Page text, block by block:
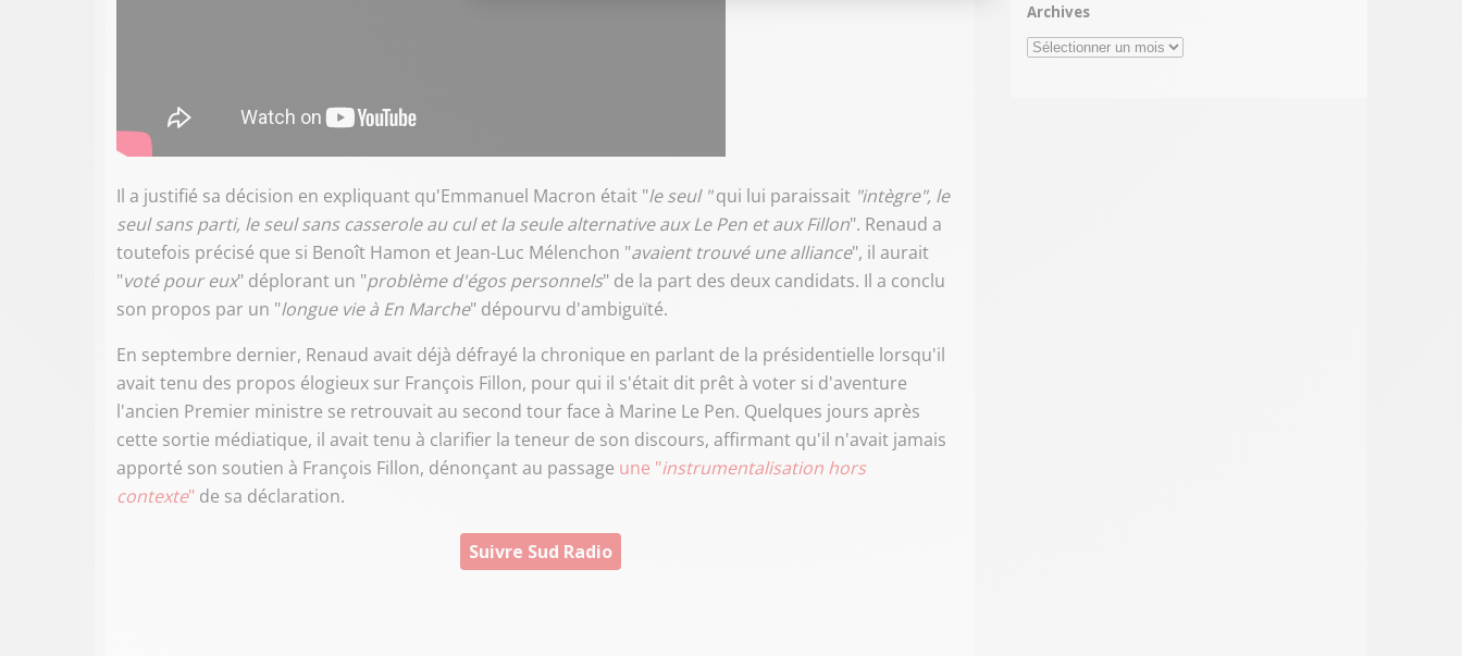
Il a justifié sa décision en expliquant qu'Emmanuel Macron était "le seul "qui lui paraissait "intègre", le
seul sans parti, le seul sans casserole au cul et la seule alternative aux Le Pen et aux Fillon". Renaud a
toutefois précisé que si Benoît Hamon et Jean-Luc Mélenchon "avaient trouvé une alliance", il aurait
"voté pour eux" déplorant un "problème d'égos personnels" de la part des deux candidats. Il a conclu
son propos par un "longue vie à En Marche" dépourvu d'ambiguïté.
En septembre dernier, Renaud avait déjà défrayé la chronique en parlant de la présidentielle lorsqu'il
avait tenu des propos élogieux sur François Fillon, pour qui il s'était dit prêt à voter si d'aventure
l'ancien Premier ministre se retrouvait au second tour face à Marine Le Pen. Quelques jours après
cette sortie médiatique, il avait tenu à clarifier la teneur de son discours, affirmant qu'il n'avait jamais
apporté son soutien à François Fillon, dénonçant au passage une "instrumentalisation hors
contexte" de sa déclaration.
Suivre Sud Radio
Archives
Archives